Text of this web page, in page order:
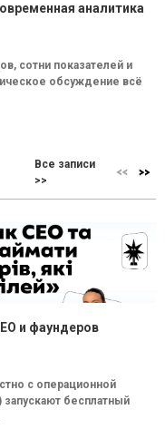
аналитика
сотни показателей и
обсуждение всё
Все записи
>>
и фаундеров
с операционной
запускают бесплатный